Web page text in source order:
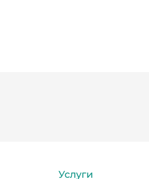
Услуги